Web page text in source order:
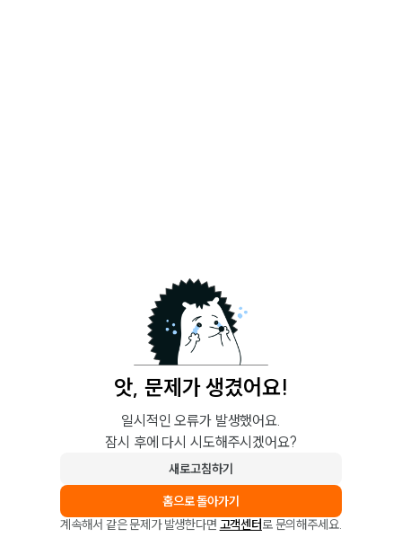
앗, 문제가 생겼어요!
일시적인 오류가 발생했어요.
잠시 후에 다시 시도해주시겠어요?
새로고침하기
홈으로 돌아가기
계속해서 같은 문제가 발생한다면 고객센터로 문의해주세요.